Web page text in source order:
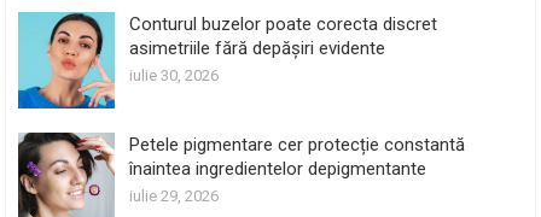
Conturul buzelor poate corecta discret
asimetriile fără depășiri evidente
iulie 30, 2026
Petele pigmentare cer protecție constantă
înaintea ingredientelor depigmentante
iulie 29, 2026